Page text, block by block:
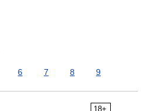
6 7 8 9
18+